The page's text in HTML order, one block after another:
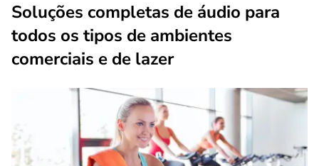
Soluções completas de áudio para
todos os tipos de ambientes
comerciais e de lazer